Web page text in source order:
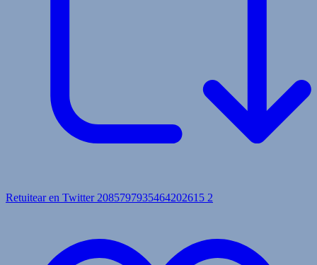
Retuitear en Twitter 2085797935464202615 2